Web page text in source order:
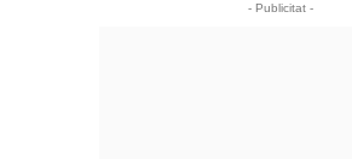
- Publicitat -